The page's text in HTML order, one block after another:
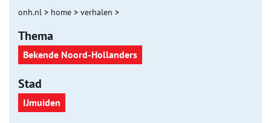
onh.nl > home > verhalen >
Thema
Bekende Noord-Hollanders
Stad
IJmuiden